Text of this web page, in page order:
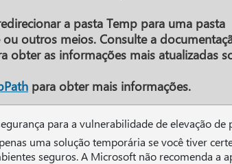
a pasta Temp para uma pasta
outros meios. Consulte a
obter as informações mais atualizadas
para obter mais informações.
para a vulnerabilidade de elevação de
uma solução temporária se você tiver
seguros. A Microsoft não recomenda a